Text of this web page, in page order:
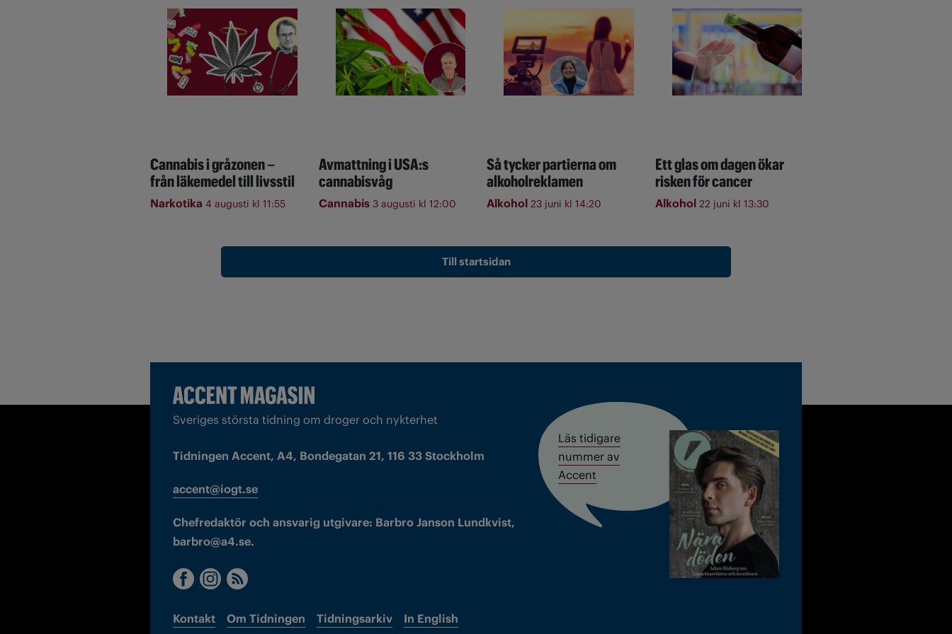
Cannabis i gråzonen –
från läkemedel till livsstil
Narkotika 4 augusti kl 11:55
Avmattning i USA:s
cannabisvåg
Cannabis 3 augusti kl 12:00
Så tycker partierna om
alkoholreklamen
Alkohol 23 juni kl 14:20
Ett glas om dagen ökar
risken för cancer
Alkohol 22 juni kl 13:30
Till startsidan
Sveriges största tidning om droger och nykterhet
Tidningen Accent, A4, Bondegatan 21, 116 33 Stockholm
accent@iogt.se
Chefredaktör och ansvarig utgivare: Barbro Janson Lundkvist,
barbro@a4.se.
Kontakt Om Tidningen Tidningsarkiv In English
Läs tidigare
nummer av
Accent